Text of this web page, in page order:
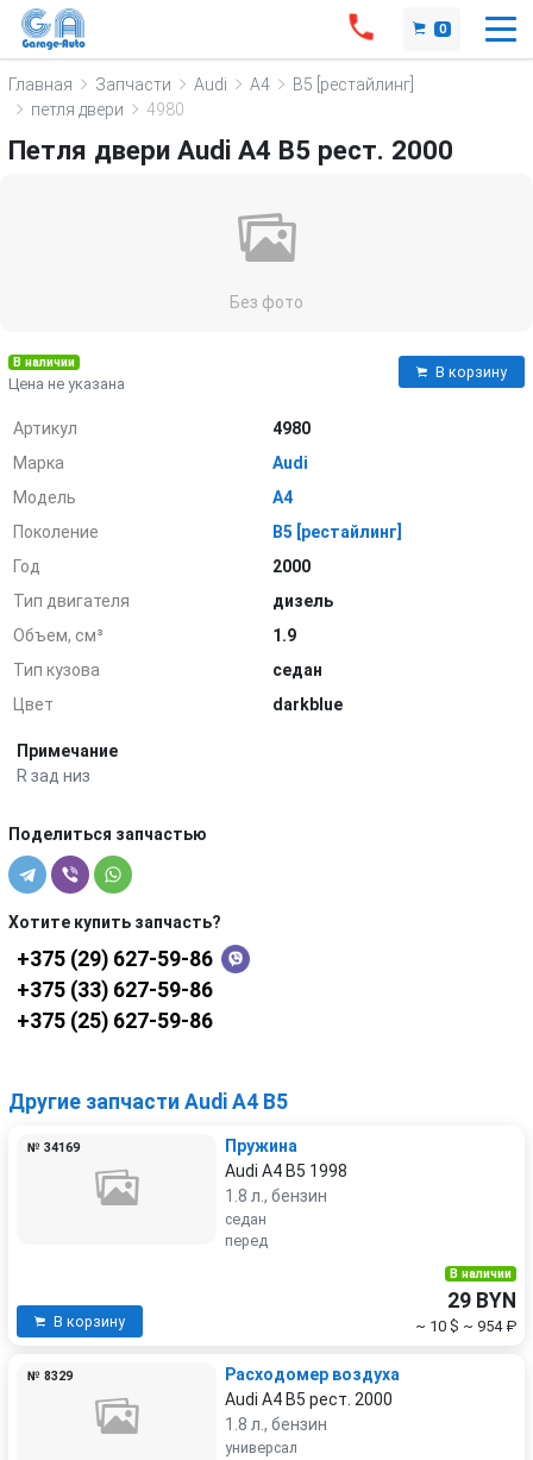
0
Главная Запчасти Audi A4
B5 [рестайлинг]
петля двери
4980
Петля двери Audi A4 B5 рест. 2000
Без фото
В наличии
Цена не указана
В корзину
Артикул
4980
Марка
Audi
Модель
A4
Поколение
B5 [рестайлинг]
Год
2000
Тип двигателя
дизель
Объем, см³
1.9
Тип кузова
седан
Цвет
darkblue
Примечание
R зад низ
Поделиться запчастью
Хотите купить запчасть?
+375 (29) 627-59-86
+375 (33) 627-59-86
+375 (25) 627-59-86
Другие запчасти Audi A4 B5
№ 34169
Пружина
Audi A4 B5 1998
1.8 л., бензин
седан
перед
В корзину
В наличии
29 BYN
~ 10 $ ~ 954 ₽
№ 8329
Расходомер воздуха
Audi A4 B5 рест. 2000
1.8 л., бензин
универсал